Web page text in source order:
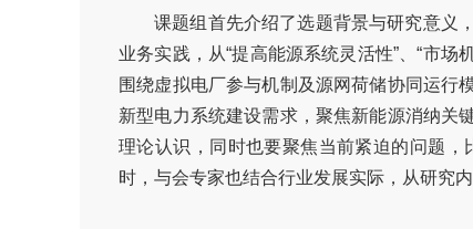
课题组首先介绍了选题背景与研究意义
业务实践，从“提高能源系统灵活性”、“市
围绕虚拟电厂参与机制及源网荷储协同运行
新型电力系统建设需求，聚焦新能源消纳关
理论认识，同时也要聚焦当前紧迫的问题
时，与会专家也结合行业发展实际，从研究